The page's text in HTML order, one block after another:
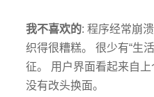
我不喜欢的: 程序经常崩
织得很糟糕。 很少有“生
征。 用户界面看起来自
没有改头换面。